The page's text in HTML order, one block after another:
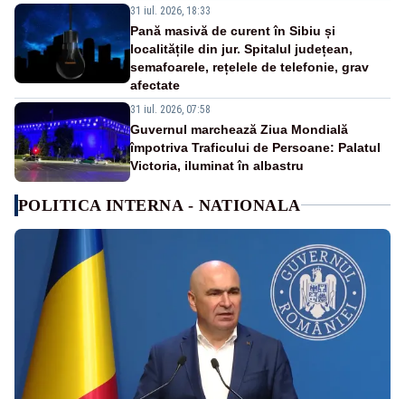
31 iul. 2026, 18:33
Pană masivă de curent în Sibiu și
localitățile din jur. Spitalul județean,
semafoarele, rețelele de telefonie, grav
afectate
31 iul. 2026, 07:58
Guvernul marchează Ziua Mondială
împotriva Traficului de Persoane: Palatul
Victoria, iluminat în albastru
POLITICA INTERNA - NATIONALA